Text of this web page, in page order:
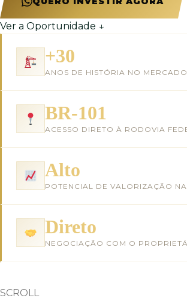
Ver a Oportunidade ↓
+30
ANOS DE HISTÓRIA NO MERCADO
BR-101
ACESSO DIRETO À RODOVIA
Alto
POTENCIAL DE VALORIZAÇÃO
Direto
NEGOCIAÇÃO COM O
SCROLL